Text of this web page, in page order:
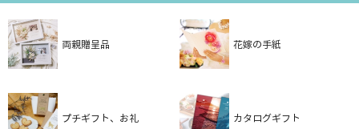
両親贈呈品 花嫁の手紙
プチギフト、お礼 カタログギフト